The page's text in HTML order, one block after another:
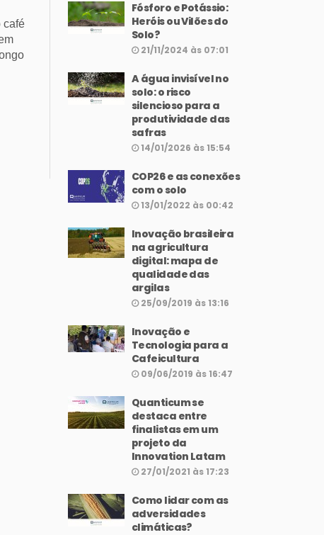
café
Fósforo e Potássio:
Heróis ou Vilões do
Solo?
21/11/2024 às 07:01
A água invisível no
solo: o risco
silencioso para a
produtividade das
safras
14/01/2026 às 15:54
COP26 e as conexões
com o solo
13/01/2022 às 00:42
Inovação brasileira
na agricultura
digital: mapa de
qualidade das
argilas
25/09/2019 às 13:16
Inovação e
Tecnologia para a
Cafeicultura
09/06/2019 às 16:47
Quanticum se
destaca entre
finalistas em um
projeto da
Innovation Latam
27/01/2021 às 17:23
Como lidar com as
adversidades
climáticas?